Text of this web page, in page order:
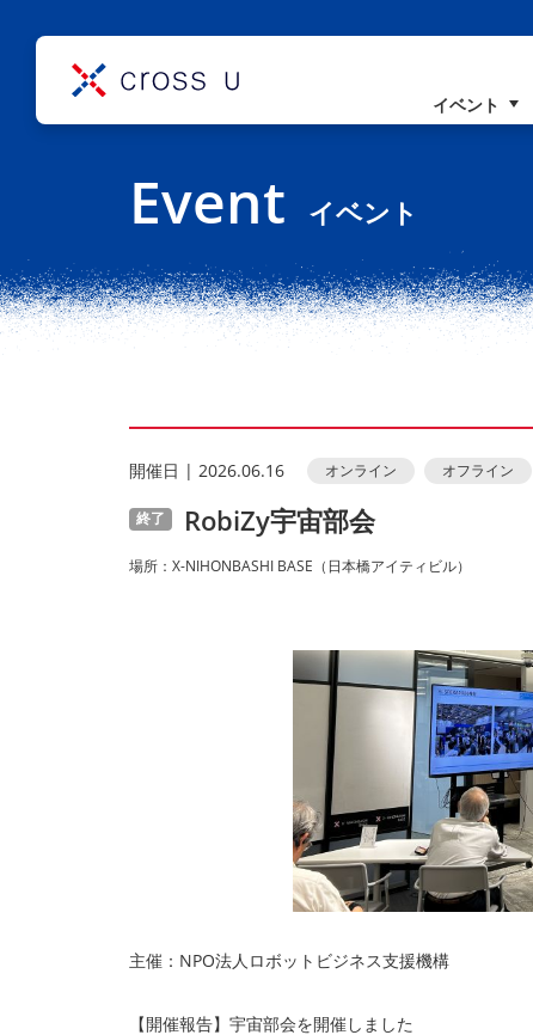
イベント
Event イベント
開催⽇ | 2026.06.16 オンライン オフライン
終了 RobiZy宇宙部会
場所：X-NIHONBASHI BASE（⽇本橋アイティビル）
主催：NPO法人ロボットビジネス支援機構
【開催報告】宇宙部会を開催しました